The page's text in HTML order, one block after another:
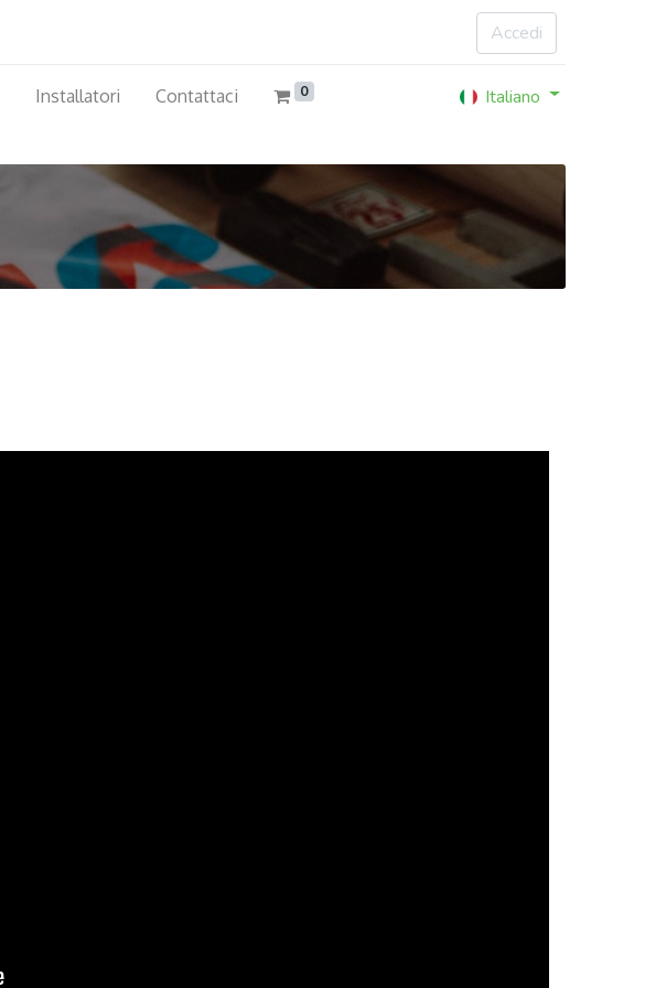
Accedi
Installatori Contattaci 0 Italiano